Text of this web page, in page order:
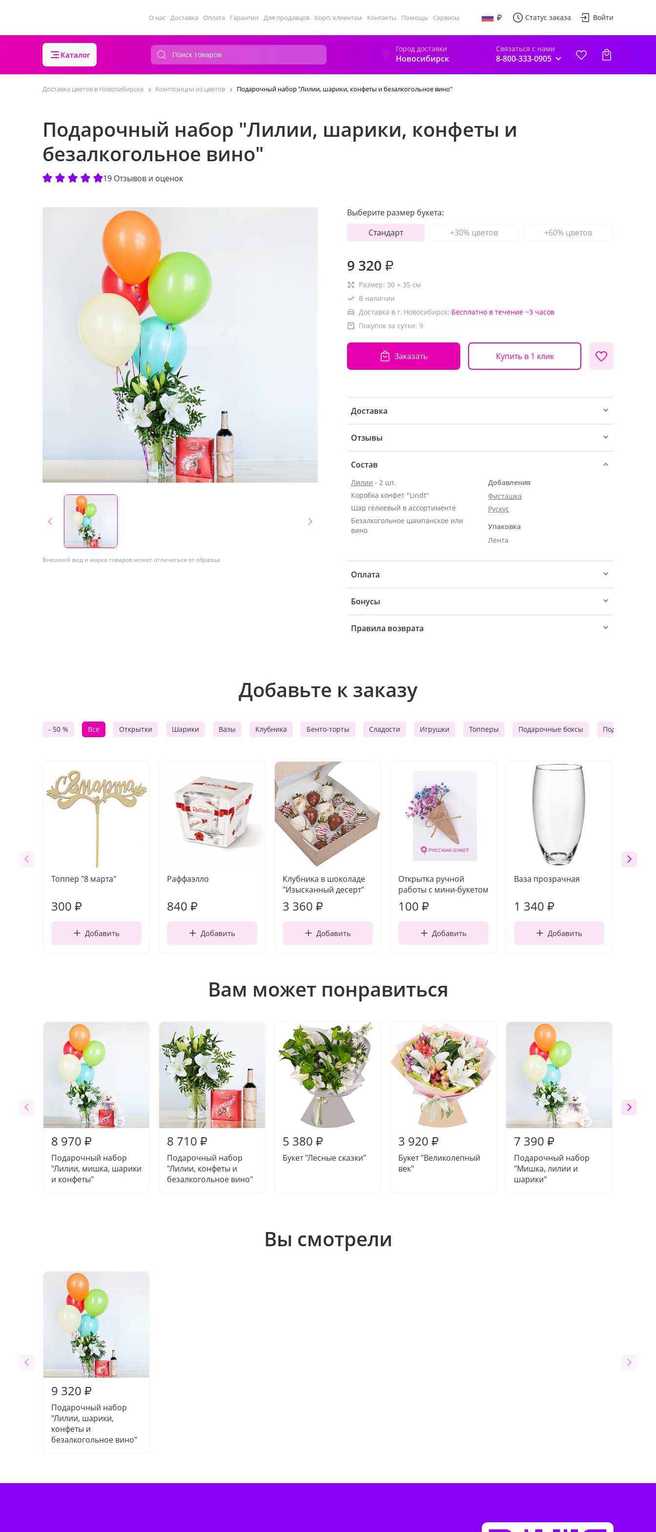
О нас Доставка Оплата Гарантии Для продавцов Корп. клиентам Контакты Помощь Сервисы Статус заказа Войти
Каталог
Город доставки
Новосибирск
Связаться с нами
8-800-333-0905
Доставка цветов в Новосибирске Композиции из цветов Подарочный набор "Лилии, шарики, конфеты и безалкогольное вино"
Подарочный набор "Лилии, шарики, конфеты и
безалкогольное вино"
19 Отзывов и оценок
Внешний вид и марка товаров может отличаться от образца
Выберите размер букета:
Стандарт
+30% цветов +60% цветов
9 320 ₽
Размер: 30 × 35 см
В наличии
Доставка в г. Новосибирск: Бесплатно в течение ~3 часов
Покупок за сутки: 9
Заказать Купить в 1 клик
Доставка
Отзывы
Состав
Лилии - 2 шт.
Коробка конфет "Lindt"
Шар гелиевый в ассортименте
Безалкогольное шампанское или
вино
Добавления
Фисташка
Рускус
Упаковка
Лента
Оплата
Бонусы
Правила возврата
Добавьте к заказу
- 50 % Все Открытки Шарики Вазы Клубника Бенто-торты Сладости Игрушки Топперы Подарочные боксы Подарочные
Топпер "8 марта"
300 ₽
Добавить
Раффаэлло
840 ₽
Добавить
Клубника в шоколаде
"Изысканный десерт"
3 360 ₽
Добавить
Открытка ручной
работы с мини-букетом
100 ₽
Добавить
Ваза прозрачная
1 340 ₽
Добавить
Вам может понравиться
8 970 ₽
Подарочный набор
"Лилии, мишка, шарики
и конфеты"
8 710 ₽
Подарочный набор
"Лилии, конфеты и
безалкогольное вино"
5 380 ₽
Букет "Лесные сказки"
3 920 ₽
Букет "Великолепный
век"
7 390 ₽
Подарочный набор
"Мишка, лилии и
шарики"
Вы смотрели
9 320 ₽
Подарочный набор
"Лилии, шарики,
конфеты и
безалкогольное вино"